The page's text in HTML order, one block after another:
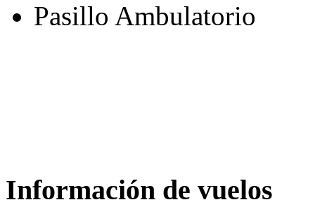
Pasillo Ambulatorio
Información de vuelos